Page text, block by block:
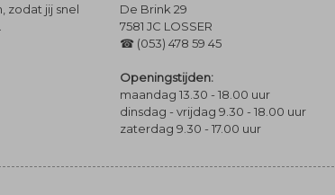
zodat jij snel
De Brink 29
7581 JC LOSSER
☎ (053) 478 59 45
Openingstijden:
maandag 13.30 - 18.00 uur
dinsdag - vrijdag 9.30 - 18.00 uur
zaterdag 9.30 - 17.00 uur